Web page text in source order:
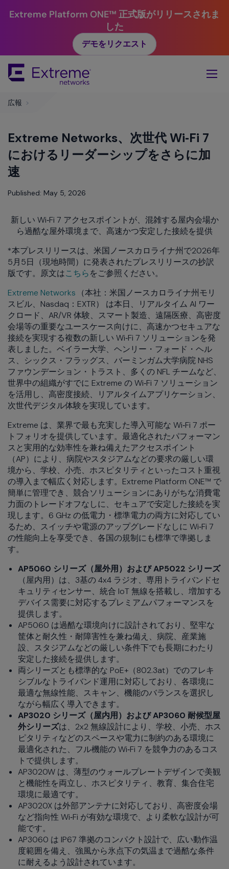
Extreme Platform ONE™ 正式版がリリースされま
した
デモをリクエスト
Main
広報 >
Extreme Networks、次世代 Wi‑Fi 7
におけるリーダーシップをさらに加
速
Published: May 5, 2026
新しい Wi‑Fi 7 アクセスポイントが、混雑する屋内会場か
ら過酷な屋外環境まで、高速かつ安定した接続を提供
*本プレスリリースは、米国ノースカロライナ州で2026年
5月5日（現地時間）に発表されたプレスリリースの抄訳
版です。原文はこちらをご参照ください。
Extreme Networks （本社：米国ノースカロライナ州モリ
スビル、Nasdaq：EXTR） は本日、リアルタイム AI ワー
クロード、AR/VR 体験、スマート製造、遠隔医療、高密度
会場等の重要なユースケース向けに、高速かつセキュアな
接続を実現する複数の新しい Wi‑Fi 7 ソリューションを発
表しました。ベイラー大学、ヘンリー・フォード・ヘル
ス、シックス・フラッグス、バーミンガム大学病院 NHS
ファウンデーション・トラスト、多くの NFL チームなど、
世界中の組織がすでに Extreme の Wi‑Fi 7 ソリューション
を活用し、高密度接続、リアルタイムアプリケーション、
次世代デジタル体験を実現しています。
Extreme は、業界で最も充実した導入可能な Wi‑Fi 7 ポー
トフォリオを提供しています。最適化されたパフォーマン
スと実用的な効率性を兼ね備えたアクセスポイント
（AP）により、病院やスタジアムなどの要求の厳しい環
境から、学校、小売、ホスピタリティといったコスト重視
の導入まで幅広く対応します。Extreme Platform ONE™ で
簡単に管理でき、競合ソリューションにありがちな消費電
力面のトレードオフなしに、セキュアで安定した接続を実
現します。6 GHz の低電力・標準電力の両方に対応してい
るため、スイッチや電源のアップグレードなしに Wi‑Fi 7
の性能向上を享受でき、各国の規制にも標準で準拠しま
す。
AP5060 シリーズ（屋外用）および AP5022 シリーズ
（屋内用）は、3基の 4x4 ラジオ、専用トライバンドセ
キュリティセンサー、統合 IoT 無線を搭載し、増加する
デバイス需要に対応するプレミアムパフォーマンスを
提供します。
AP5060 は過酷な環境向けに設計されており、堅牢な
筐体と耐久性・耐障害性を兼ね備え、病院、産業施
設、スタジアムなどの厳しい条件下でも長期にわたり
安定した接続を提供します。
両シリーズとも標準的な PoE+（802.3at）でのフレキ
シブルなトライバンド運用に対応しており、各環境に
最適な無線性能、スキャン、機能のバランスを選択し
ながら幅広く導入できます。
AP3020 シリーズ（屋内用）および AP3060 耐候型屋
外シリーズは、2x2 無線設計により、学校、小売、ホス
ピタリティなどのスペースや電力に制約のある環境に
最適化された、フル機能の Wi‑Fi 7 を競争力のあるコス
トで提供します。
AP3020W は、薄型のウォールプレートデザインで美観
と機能性を両立し、ホスピタリティ、教育、集合住宅
環境に最適です。
AP3020X は外部アンテナに対応しており、高密度会場
など指向性 Wi‑Fi が有効な環境で、より柔軟な設計が可
能です。
AP3060 は IP67 準拠のコンパクト設計で、広い動作温
度範囲を備え、強風から氷点下の気温まで過酷な条件
に耐えるよう設計されています。